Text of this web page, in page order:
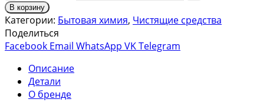
В корзину
Категории: Бытовая химия, Чистящие средства
Поделиться
Facebook Email WhatsApp VKTelegram
Описание
Детали
О бренде